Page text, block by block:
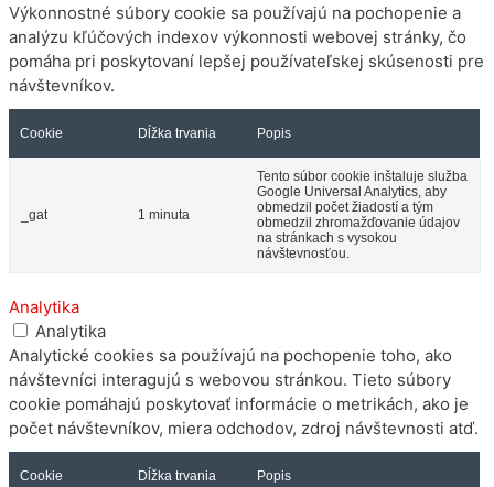
Výkonnostné súbory cookie sa používajú na pochopenie a
analýzu kľúčových indexov výkonnosti webovej stránky, čo
pomáha pri poskytovaní lepšej používateľskej skúsenosti pre
návštevníkov.
Cookie Dĺžka trvania Popis
_gat 1 minuta
Tento súbor cookie inštaluje služba
Google Universal Analytics, aby
obmedzil počet žiadostí a tým
obmedzil zhromažďovanie údajov
na stránkach s vysokou
návštevnosťou.
Analytika
Analytika
Analytické cookies sa používajú na pochopenie toho, ako
návštevníci interagujú s webovou stránkou. Tieto súbory
cookie pomáhajú poskytovať informácie o metrikách, ako je
počet návštevníkov, miera odchodov, zdroj návštevnosti atď.
Cookie Dĺžka trvania Popis